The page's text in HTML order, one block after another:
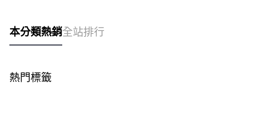
本分類熱銷全站排行
熱門標籤